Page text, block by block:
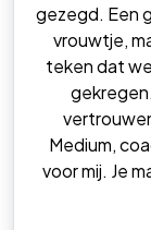
gezegd. Een
vrouwtje,
teken dat
Medium,
voor mij. Je